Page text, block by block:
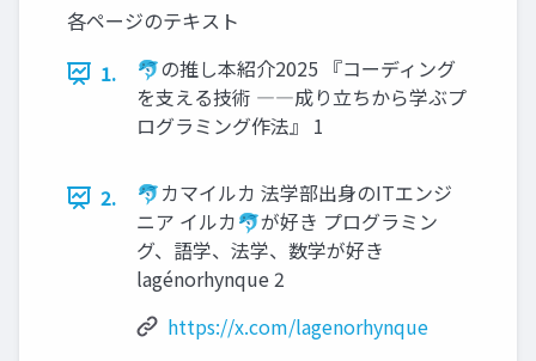
各ページのテキスト
1.
🐬の推し本紹介2025 『コーディング
を支える技術 ―⁠―成り立ちから学ぶプ
ログラミング作法』 1
2.
🐬カマイルカ 法学部出身のITエンジ
ニア イルカ🐬が好き プログラミン
グ、語学、法学、数学が好き
lagénorhynque 2
https://x.com/lagenorhynque